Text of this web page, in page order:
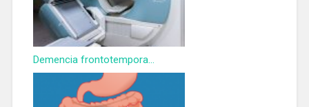
Demencia frontotempora...